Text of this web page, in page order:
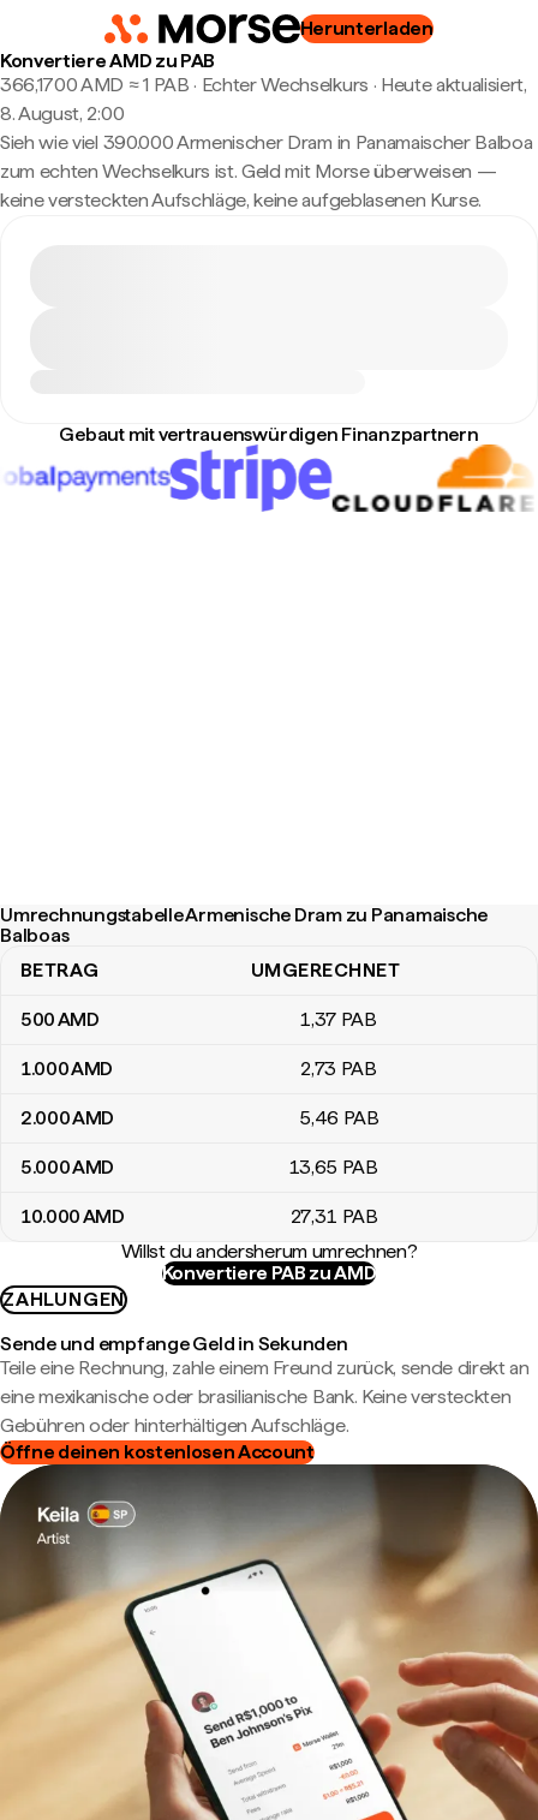
Herunterladen
Konvertiere AMD zu PAB
366,1700 AMD ≈ 1 PAB · Echter Wechselkurs · Heute aktualisiert,
8. August, 2:00
Sieh wie viel 390.000 Armenischer Dram in Panamaischer Balboa
zum echten Wechselkurs ist. Geld mit Morse überweisen —
keine versteckten Aufschläge, keine aufgeblasenen Kurse.
Gebaut mit vertrauenswürdigen Finanzpartnern
Umrechnungstabelle Armenische Dram zu Panamaische
Balboas
Umrechnungstabelle Armenische Dram zu Panamaische Balboas
BETRAG UMGERECHNET
500AMD 1,37 PAB
1.000AMD 2,73 PAB
2.000AMD 5,46 PAB
5.000AMD 13,65 PAB
10.000AMD 27,31 PAB
Willst du andersherum umrechnen?
Konvertiere PAB zu AMD
ZAHLUNGEN
Sende und empfange Geld in Sekunden
Teile eine Rechnung, zahle einem Freund zurück, sende direkt an
eine mexikanische oder brasilianische Bank. Keine versteckten
Gebühren oder hinterhältigen Aufschläge.
Öffne deinen kostenlosen Account